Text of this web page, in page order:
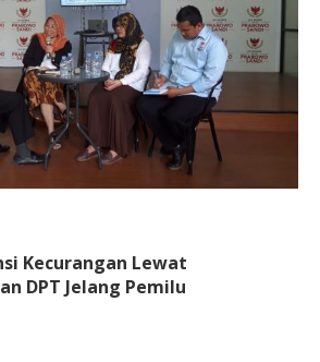
Kecurangan Lewat
DPT Jelang Pemilu